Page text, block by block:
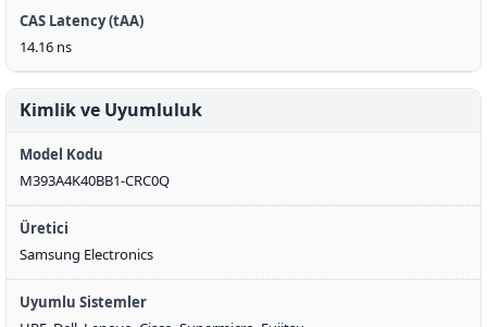
CAS Latency (tAA)
14.16 ns
Kimlik ve Uyumluluk
Model Kodu
M393A4K40BB1-CRC0Q
Üretici
Samsung Electronics
Uyumlu Sistemler